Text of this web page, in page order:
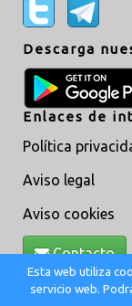
Descarga
Enlaces de
Política
Aviso legal
Aviso cookies
Contacto
Esta web utiliza
servicio web.